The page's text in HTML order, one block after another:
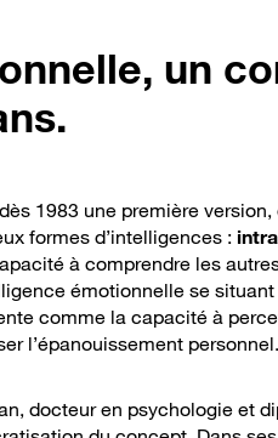
un
1983 une première
formes d’intelligences :
à comprendre les
émotionnelle se
comme la capacité à
l’épanouissement personnel.
docteur en psychologie et